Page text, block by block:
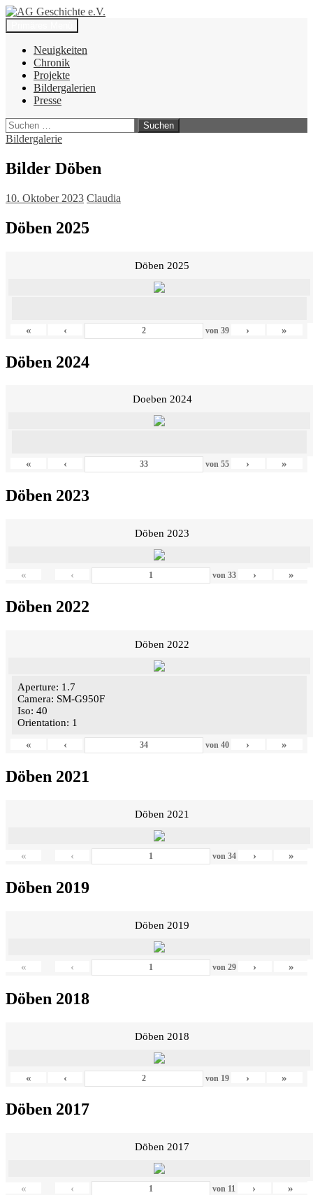
Zum
Inhalt
springen
AG Geschichte e.V.
Suchen
Neuigkeiten
Chronik
Projekte
Bildergalerien
Presse
Suchen
nach:
Bildergalerie
Bilder Döben
10. Oktober 2023 Claudia
Döben 2025
Döben 2025
« ‹ von 39 › »
Döben 2024
Doeben 2024
« ‹ von 55 › »
Döben 2023
Döben 2023
« ‹ von 33 › »
Döben 2022
Döben 2022
Aperture: 1.7
Camera: SM-G950F
Iso: 40
Orientation: 1
«
‹ von 40 › »
Döben 2021
Döben 2021
« ‹ von 34 › »
Döben 2019
Döben 2019
« ‹ von 29 › »
Döben 2018
Döben 2018
« ‹ von 19 › »
Döben 2017
Döben 2017
« ‹ von 11 › »